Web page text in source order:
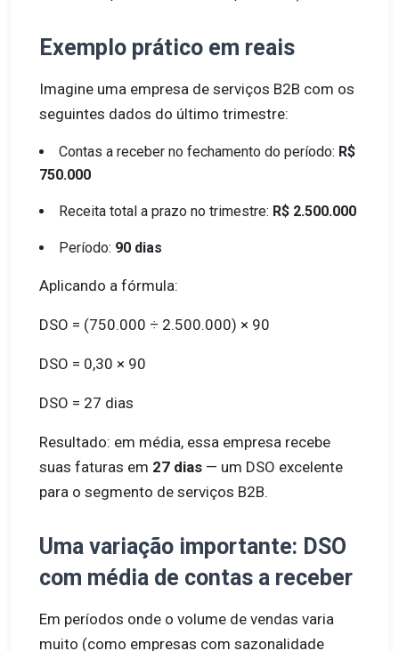
Exemplo prático em reais
Imagine uma empresa de serviços B2B com os
seguintes dados do último trimestre:
Contas a receber no fechamento do período: R$
750.000
Receita total a prazo no trimestre: R$ 2.500.000
Período: 90 dias
Aplicando a fórmula:
DSO = (750.000 ÷ 2.500.000) × 90
DSO = 0,30 × 90
DSO = 27 dias
Resultado: em média, essa empresa recebe
suas faturas em 27 dias — um DSO excelente
para o segmento de serviços B2B.
Uma variação importante: DSO
com média de contas a receber
Em períodos onde o volume de vendas varia
muito (como empresas com sazonalidade